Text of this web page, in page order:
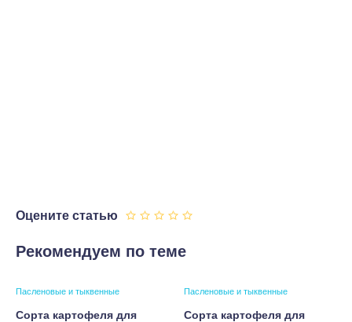
Оцените статью
Рекомендуем по теме
Пасленовые и тыквенные
Сорта картофеля для
Пасленовые и тыквенные
Сорта картофеля для